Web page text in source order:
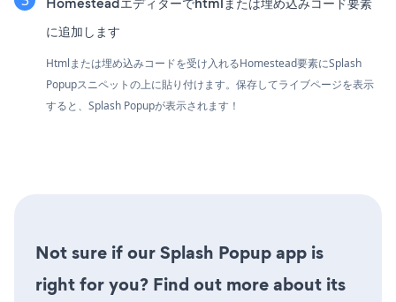
に追加します
Htmlまたは埋め込みコードを受け入れるHomestead要素にSplash
Popupスニペットの上に貼り付けます。保存してライブページを表示
すると、Splash Popupが表示されます！
Not sure if our Splash Popup app is
right for you? Find out more about its